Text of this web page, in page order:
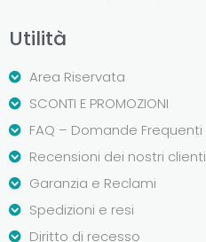
Utilità
Area Riservata
SCONTI E PROMOZIONI
FAQ – Domande Frequenti
Recensioni dei nostri clienti
Garanzia e Reclami
Spedizioni e resi
Diritto di recesso